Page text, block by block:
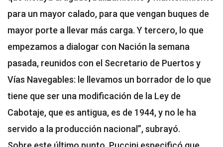
para un mayor calado, para que vengan buques de
mayor porte a llevar más carga. Y tercero, lo que
empezamos a dialogar con Nación la semana
pasada, reunidos con el Secretario de Puertos y
Vías Navegables: le llevamos un borrador de lo que
tiene que ser una modificación de la Ley de
Cabotaje, que es antigua, es de 1944, y no le ha
servido a la producción nacional”, subrayó.